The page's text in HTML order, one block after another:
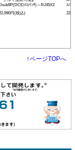
Dsub9P(DCE/ﾒｽ/ｲﾝﾁ)⇔RJ45X2
円(税込)
ｽ/ﾐﾘ)
↑ページTOPへ